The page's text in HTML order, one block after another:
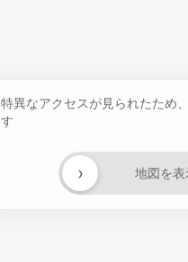
特異なアクセスが見られたため
す
地図を表
›